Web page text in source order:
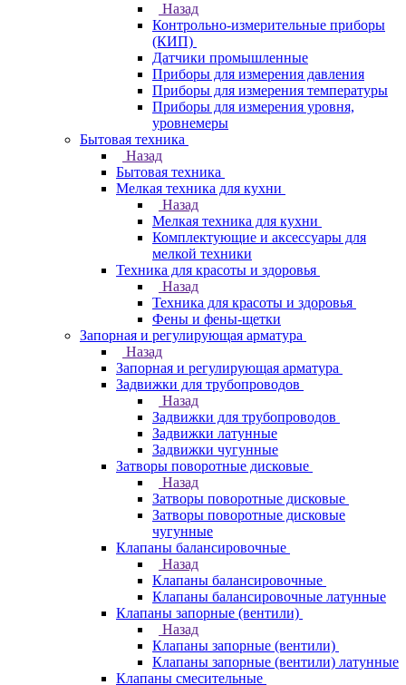
Назад
Контрольно-измерительные приборы
(КИП)
Датчики промышленные
Приборы для измерения давления
Приборы для измерения температуры
Приборы для измерения уровня,
уровнемеры
Бытовая техника
Назад
Бытовая техника
Мелкая техника для кухни
Назад
Мелкая техника для кухни
Комплектующие и аксессуары для
мелкой техники
Техника для красоты и здоровья
Назад
Техника для красоты и здоровья
Фены и фены-щетки
Запорная и регулирующая арматура
Назад
Запорная и регулирующая арматура
Задвижки для трубопроводов
Назад
Задвижки для трубопроводов
Задвижки латунные
Задвижки чугунные
Затворы поворотные дисковые
Назад
Затворы поворотные дисковые
Затворы поворотные дисковые
чугунные
Клапаны балансировочные
Назад
Клапаны балансировочные
Клапаны балансировочные латунные
Клапаны запорные (вентили)
Назад
Клапаны запорные (вентили)
Клапаны запорные (вентили) латунные
Клапаны смесительные